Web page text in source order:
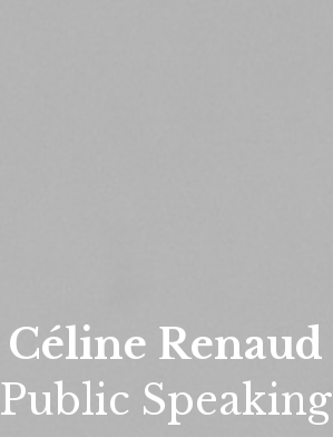
Céline Renaud
Public Speaking